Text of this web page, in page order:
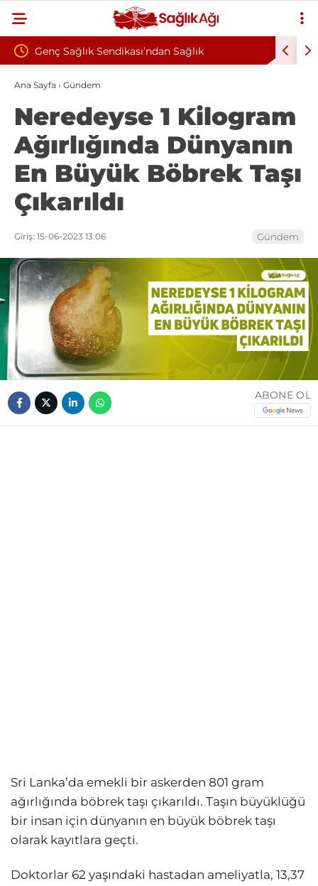
Sağlık
Şiddete Tepki: “Korkuyla
İstiyoruz”
Çankırı Devlet Hastanesi’nde
Ana Sayfa › Gündem
Neredeyse 1 Kilogram
Ağırlığında Dünyanın
En Büyük Böbrek Taşı
Çıkarıldı
Giriş: 15-06-2023 13:06 Gündem
ABONE OL
Sri Lanka’da emekli bir askerden 801 gram
ağırlığında böbrek taşı çıkarıldı. Taşın büyüklüğü
bir insan için dünyanın en büyük böbrek taşı
olarak kayıtlara geçti.
Doktorlar 62 yaşındaki hastadan ameliyatla, 13,37